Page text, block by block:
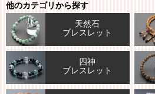
他のカテゴリから探す
天然石
ブレスレット
四神
ブレスレット